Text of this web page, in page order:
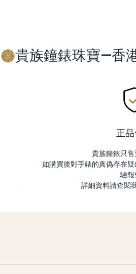
貴族鐘錶珠寶—香
正
貴族鐘錶只售
如購買後對手錶的真偽存在
驗報
詳細資料請查閱